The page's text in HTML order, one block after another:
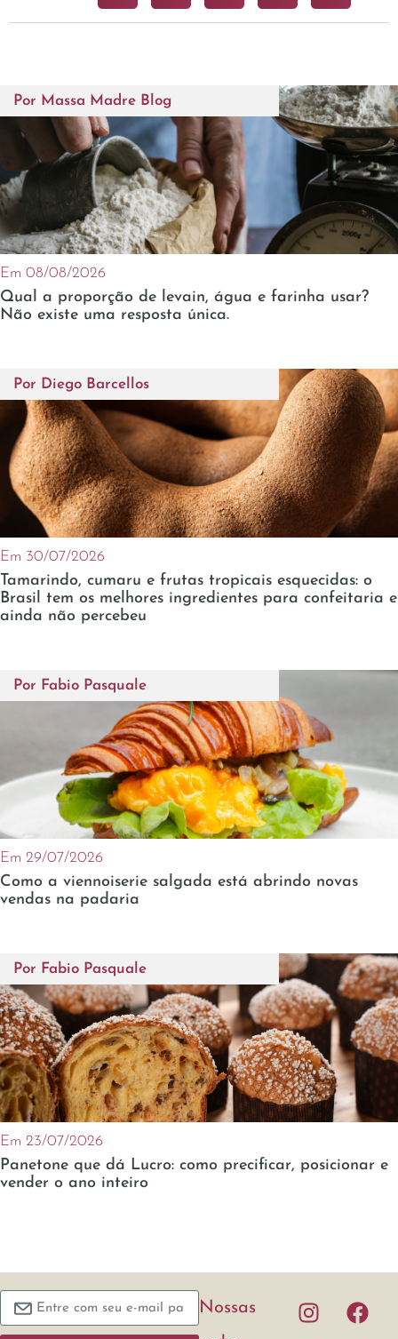
Por Massa Madre Blog
Em 08/08/2026
Qual a proporção de levain, água e farinha usar?
Não existe uma resposta única.
Por Diego Barcellos
Em 30/07/2026
Tamarindo, cumaru e frutas tropicais esquecidas: o
Brasil tem os melhores ingredientes para confeitaria e
ainda não percebeu
Por Fabio Pasquale
Em 29/07/2026
Como a viennoiserie salgada está abrindo novas
vendas na padaria
Por Fabio Pasquale
Em 23/07/2026
Panetone que dá Lucro: como precificar, posicionar e
vender o ano inteiro
Nossas